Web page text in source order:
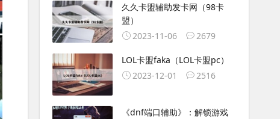
久久卡盟辅助发卡网（98卡
盟）
2023-11-06
2679
LOL卡盟faka（LOL卡盟pc）
2023-12-01
2516
《dnf端口辅助》：解锁游戏